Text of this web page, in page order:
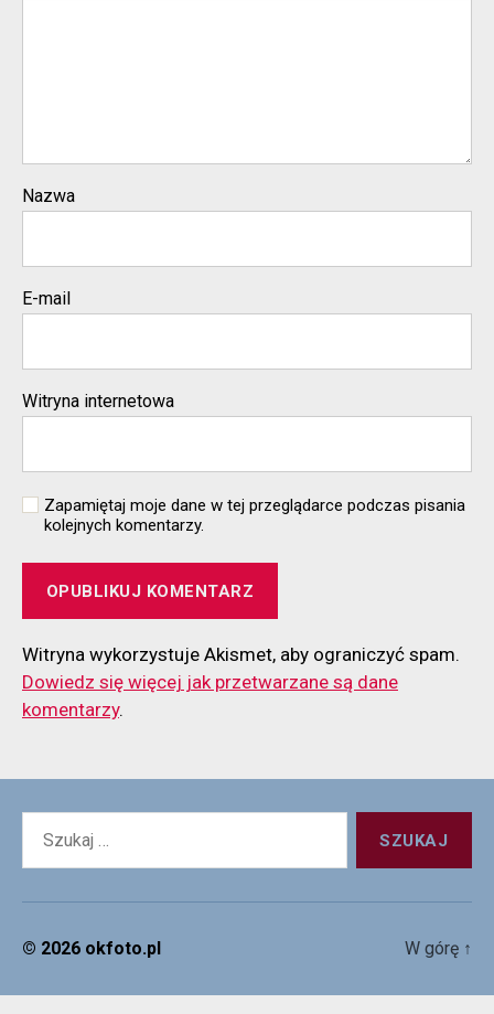
Nazwa
E-mail
Witryna internetowa
Zapamiętaj moje dane w tej przeglądarce podczas pisania
kolejnych komentarzy.
Witryna wykorzystuje Akismet, aby ograniczyć spam.
Dowiedz się więcej jak przetwarzane są dane
komentarzy.
© 2026 okfoto.pl W górę ↑